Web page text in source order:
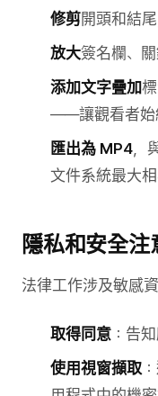
修剪開頭和結
放大簽名欄、
添加文字疊加
——讓觀看者始
匯出為 MP4，
文件系統最大
隱私和安全注
法律工作涉及敏感
取得同意 ：告
使用視窗擷取